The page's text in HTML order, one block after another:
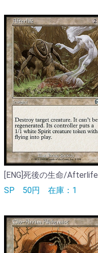
[ENG]死後の生命/Afterlife
SP 50円 在庫：1